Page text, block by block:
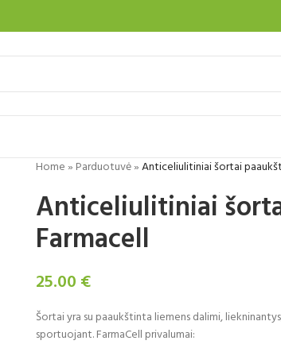
Home» Parduotuvė»Anticeliulitiniai šortai
Anticeliulitiniai
Farmacell
25.00 €
Šortai yra su paaukštinta liemens dalimi,
sportuojant. FarmaCell privalumai: